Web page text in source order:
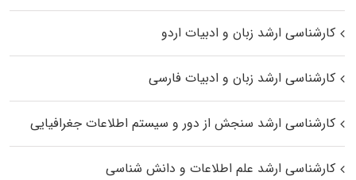
کارشناسی ارشد زبان و ادبیات اردو
کارشناسی ارشد زبان و ادبیات فارسی
کارشناسی ارشد سنجش از دور و سیستم اطلاعات جغرافیایی
کارشناسی ارشد علم اطلاعات و دانش شناسی